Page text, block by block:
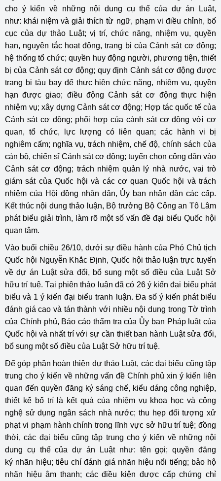
cho ý kiến về những nội dung cụ thể của dự án Luật,
như: khái niệm và giải thích từ ngữ, phạm vi điều chỉnh, bố
cục của dự thảo Luật; vị trí, chức năng, nhiệm vụ, quyền
hạn, nguyên tắc hoạt động, trang bị của Cảnh sát cơ động;
hệ thống tổ chức; quyền huy động người, phương tiện, thiết
bị của Cảnh sát cơ động; quy định Cảnh sát cơ động được
trang bị tàu bay để thực hiện chức năng, nhiệm vụ, quyền
hạn được giao; điều động Cảnh sát cơ động thực hiện
nhiệm vụ; xây dựng Cảnh sát cơ động; Hợp tác quốc tế của
Cảnh sát cơ động; phối hợp của cảnh sát cơ động với cơ
quan, tổ chức, lực lượng có liên quan; các hành vi bị
nghiêm cấm; nghĩa vụ, trách nhiệm, chế độ, chính sách của
cán bộ, chiến sĩ Cảnh sát cơ động; tuyển chọn công dân vào
Cảnh sát cơ động; trách nhiệm quản lý nhà nước, vai trò
giám sát của Quốc hội và các cơ quan Quốc hội và trách
nhiệm của Hội đồng nhân dân, Ủy ban nhân dân các cấp.
Kết thúc nội dung thảo luận, Bộ trưởng Bộ Công an Tô Lâm
phát biểu giải trình, làm rõ một số vấn đề đại biểu Quốc hội
quan tâm.
Vào buổi chiều 26/10, dưới sự điều hành của Phó Chủ tịch
Quốc hội Nguyễn Khắc Định, Quốc hội thảo luận trực tuyến
về dự án Luật sửa đổi, bổ sung một số điều của Luật Sở
hữu trí tuệ. Tại phiên thảo luận đã có 26 ý kiến đại biểu phát
biểu và 1 ý kiến đại biểu tranh luận. Đa số ý kiến phát biểu
đánh giá cao và tán thành với nhiều nội dung trong Tờ trình
của Chính phủ, Báo cáo thẩm tra của Ủy ban Pháp luật của
Quốc hội và nhất trí với sự cần thiết ban hành Luật sửa đổi,
bổ sung một số điều của Luật Sở hữu trí tuệ.
Để góp phần hoàn thiện dự thảo Luật, các đại biểu cũng tập
trung cho ý kiến về những vấn đề Chính phủ xin ý kiến liên
quan đến quyền đăng ký sáng chế, kiểu dáng công nghiệp,
thiết kế bố trí là kết quả của nhiệm vụ khoa học và công
nghệ sử dụng ngân sách nhà nước; thu hẹp đối tượng xử
phạt vi phạm hành chính trong lĩnh vực sở hữu trí tuệ; đồng
thời, các đại biểu cũng tập trung cho ý kiến về những nội
dung cụ thể của dự án Luật như: tên gọi; quyền đăng
ký nhãn hiệu; tiêu chí đánh giá nhãn hiệu nổi tiếng; bảo hộ
nhãn hiệu âm thanh; các điều kiện được cấp chứng chỉ